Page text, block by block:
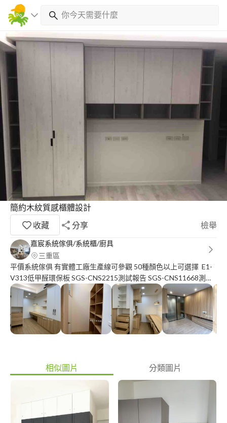
簡約木紋質感櫃體設計
收藏
分享 檢舉
嘉宸系統傢俱/系統櫃/廚具
三重區
平價系統傢俱 有實體工廠生產線可參觀 50種顏色以上可選擇 E1-
V313低甲醛環保板 SGS-CNS2215測試報告 SGS-CNS11668測試
報告 用最安全的材料 打造你最溫暖的家 #衣櫃 #鞋櫃 #櫥櫃 #浴櫃
只要有櫃就讓您不貴 新竹以北 丈量詢問計價請洽 小蔡☎️ :零九壹
壹-九八五-三四零 小蔡line: a 2 6 3 7 2 2 6 2 FB?嘉宸系統傢俱 線上
目錄提供參考 https://drive.google.com/drive/folders/1Ko-
oVsz7YaCjV1B4pOxEqfaXreMjmJBx?usp=sharing
相似圖片 分類圖片